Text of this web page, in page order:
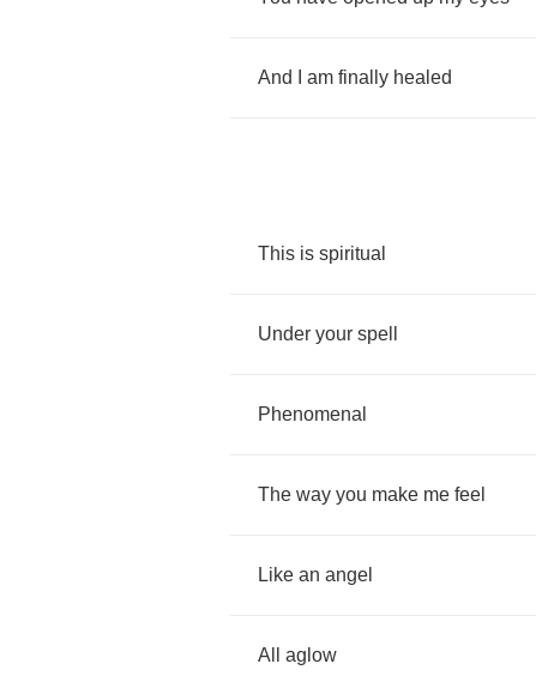
And am finally healed
This is spiritual
Under your spell
Phenomenal
The way you make me feel
Like an angel
All aglow